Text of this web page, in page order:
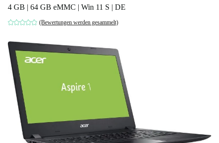
4 GB | 64 GB eMMC | Win 11 S | DE
(Bewertungen werden gesammelt)